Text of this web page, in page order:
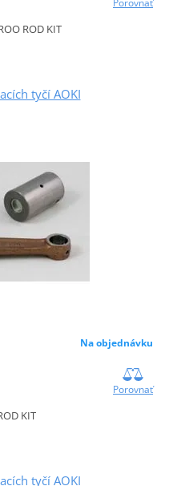
ROD KIT
tyčí AOKI
Na objednávku
Porovnať
KIT
tyčí AOKI